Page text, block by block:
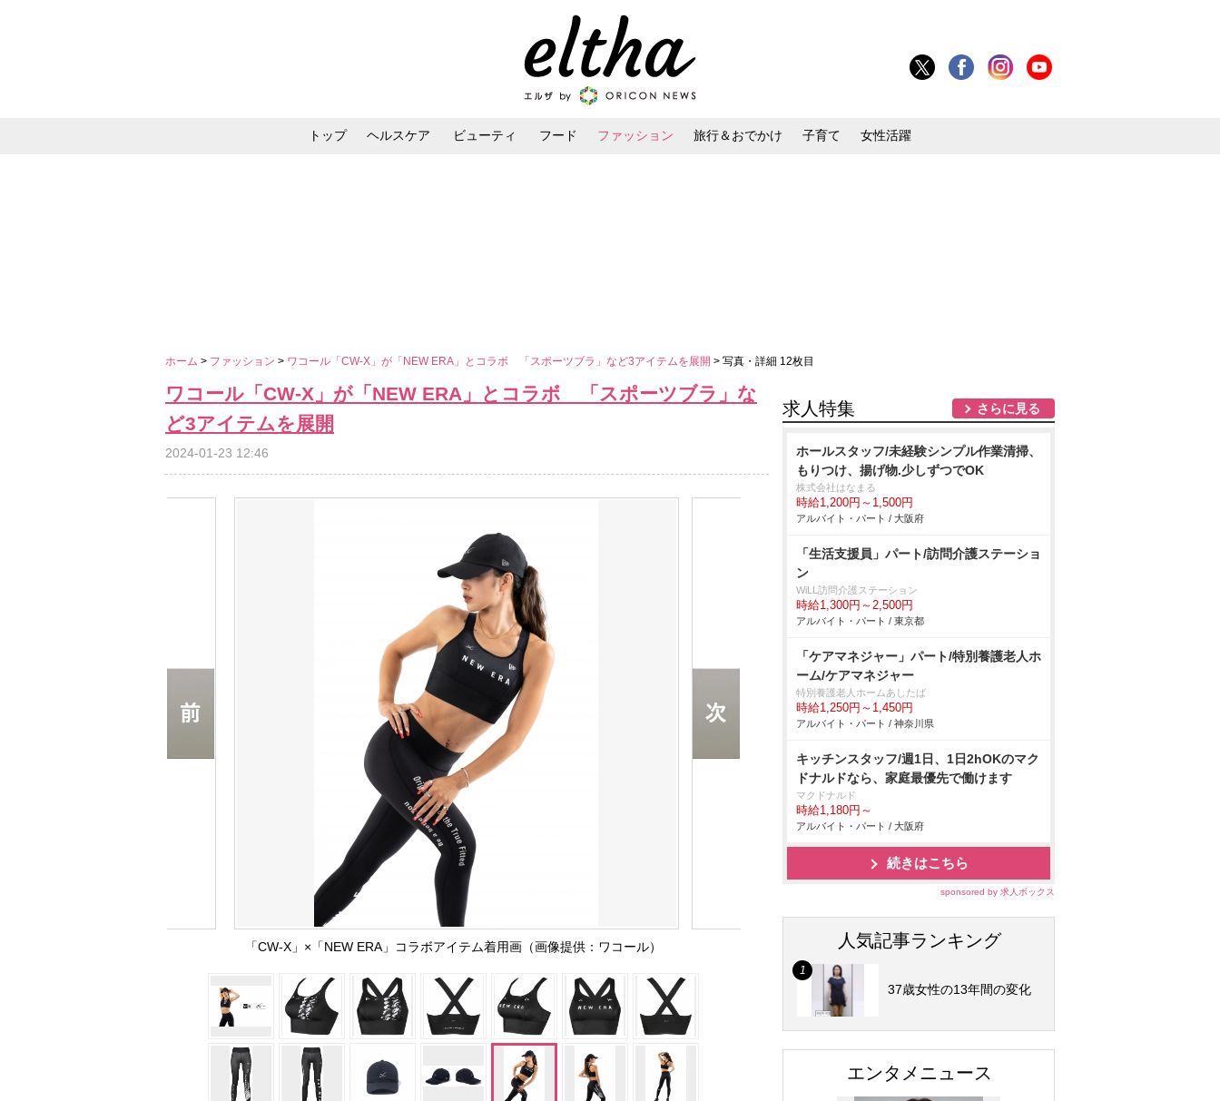
トップ ヘルスケア ビューティ フード ファッション 旅行＆おでかけ 子育て 女性活躍
ホーム > ファッション > ワコール「CW-X」が「NEW ERA」とコラボ 「スポーツブラ」など3アイテムを展開 > 写真・詳細 12枚目
ワコール「CW-X」が「NEW ERA」とコラボ 「スポーツブラ」な
ど3アイテムを展開
2024-01-23 12:46
「CW-X」×「NEW ERA」コラボアイテム着用画（画像提供：ワコール）
求人特集 さらに見る
ホールスタッフ/未経験シンプル作業清掃、
もりつけ、揚げ物.少しずつでOK
株式会社はなまる
時給1,200円～1,500円
アルバイト・パート / 大阪府
「生活支援員」パート/訪問介護ステーショ
ン
WiLL訪問介護ステーション
時給1,300円～2,500円
アルバイト・パート / 東京都
「ケアマネジャー」パート/特別養護老人ホ
ーム/ケアマネジャー
特別養護老人ホームあしたば
時給1,250円～1,450円
アルバイト・パート / 神奈川県
キッチンスタッフ/週1日、1日2hOKのマク
ドナルドなら、家庭最優先で働けます
マクドナルド
時給1,180円～
アルバイト・パート / 大阪府
続きはこちら
sponsored by 求人ボックス
人気記事ランキング
37歳女性の13年間の変化
エンタメニュース